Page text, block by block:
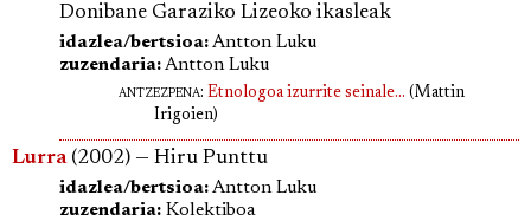
Donibane Garaziko Lizeoko ikasleak
idazlea/bertsioa:Antton Luku
zuzendaria:Antton Luku
antzezpena: Etnologoa izurrite seinale... (Mattin
Irigoien)
Lurra(2002) — Hiru Punttu
idazlea/bertsioa:Antton Luku
zuzendaria: Kolektiboa